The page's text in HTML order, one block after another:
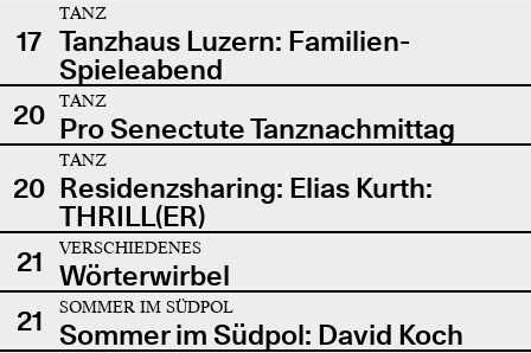
17
TANZ
Tanzhaus Luzern: Familien-
Spieleabend
20
TANZ
Pro Senectute Tanznachmittag
20
TANZ
Residenzsharing: Elias Kurth:
THRILL(ER)
21
VERSCHIEDENES
Wörterwirbel
21
SOMMER IM SÜDPOL
Sommer im Südpol: David Koch